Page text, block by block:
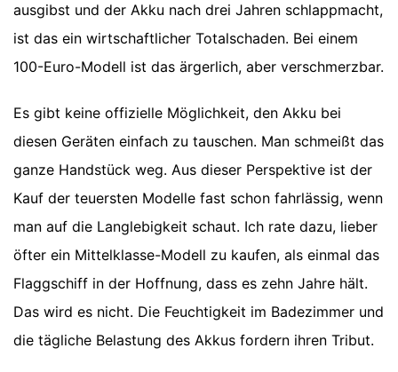
ausgibst und der Akku nach drei Jahren schlappmacht,
ist das ein wirtschaftlicher Totalschaden. Bei einem
100-Euro-Modell ist das ärgerlich, aber verschmerzbar.
Es gibt keine offizielle Möglichkeit, den Akku bei
diesen Geräten einfach zu tauschen. Man schmeißt das
ganze Handstück weg. Aus dieser Perspektive ist der
Kauf der teuersten Modelle fast schon fahrlässig, wenn
man auf die Langlebigkeit schaut. Ich rate dazu, lieber
öfter ein Mittelklasse-Modell zu kaufen, als einmal das
Flaggschiff in der Hoffnung, dass es zehn Jahre hält.
Das wird es nicht. Die Feuchtigkeit im Badezimmer und
die tägliche Belastung des Akkus fordern ihren Tribut.